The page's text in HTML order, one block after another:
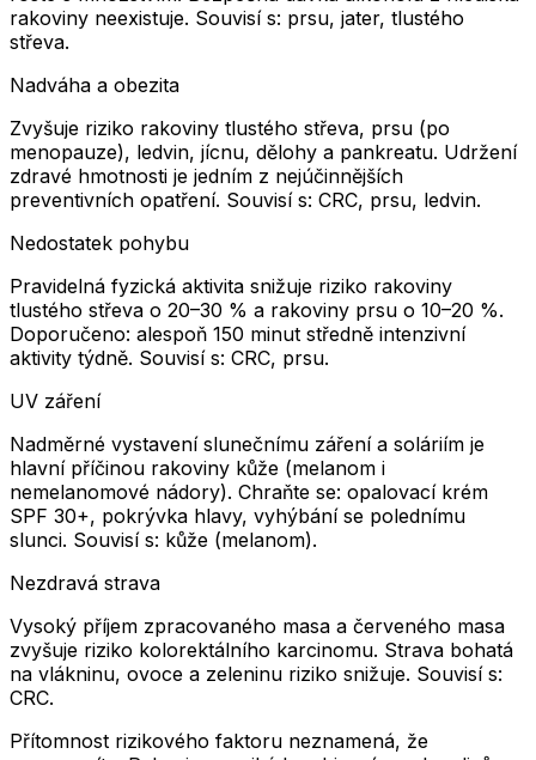
rakoviny neexistuje. Souvisí s: prsu, jater, tlustého
střeva.
Nadváha a obezita
Zvyšuje riziko rakoviny tlustého střeva, prsu (po
menopauze), ledvin, jícnu, dělohy a pankreatu. Udržení
zdravé hmotnosti je jedním z nejúčinnějších
preventivních opatření. Souvisí s: CRC, prsu, ledvin.
Nedostatek pohybu
Pravidelná fyzická aktivita snižuje riziko rakoviny
tlustého střeva o 20–30 % a rakoviny prsu o 10–20 %.
Doporučeno: alespoň 150 minut středně intenzivní
aktivity týdně. Souvisí s: CRC, prsu.
UV záření
Nadměrné vystavení slunečnímu záření a soláriím je
hlavní příčinou rakoviny kůže (melanom i
nemelanomové nádory). Chraňte se: opalovací krém
SPF 30+, pokrývka hlavy, vyhýbání se polednímu
slunci. Souvisí s: kůže (melanom).
Nezdravá strava
Vysoký příjem zpracovaného masa a červeného masa
zvyšuje riziko kolorektálního karcinomu. Strava bohatá
na vlákninu, ovoce a zeleninu riziko snižuje. Souvisí s:
CRC.
Přítomnost rizikového faktoru neznamená, že